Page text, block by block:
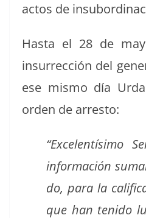
actos de
Has­ta el 28 de
insur­rec­ción del
ese mis­mo día
orden de arresto:
“Exce­len­tísi­mo
infor­ma­ción
do, para la
que han tenido